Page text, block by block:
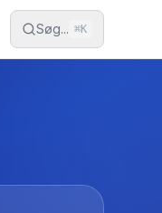
Søg... ⌘K